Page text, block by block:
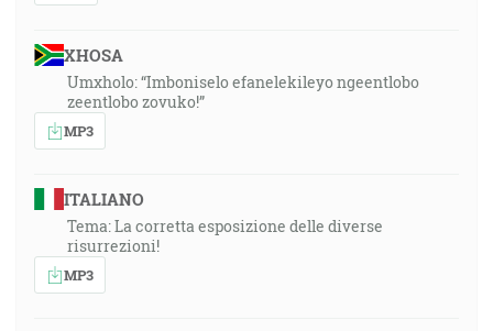
XHOSA
Umxholo: “Imboniselo efanelekileyo ngeentlobo
zeentlobo zovuko!”
MP3
ITALIANO
Tema: La corretta esposizione delle diverse
risurrezioni!
MP3